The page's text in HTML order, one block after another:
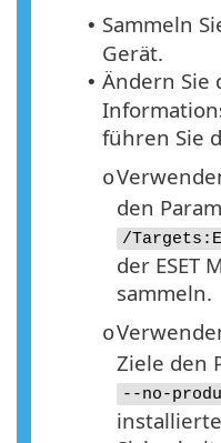
• Sammeln
Gerät.
• Ändern Sie
führen Sie
o
den
/
der ESET
sammeln.
o
Ziele den
--no-